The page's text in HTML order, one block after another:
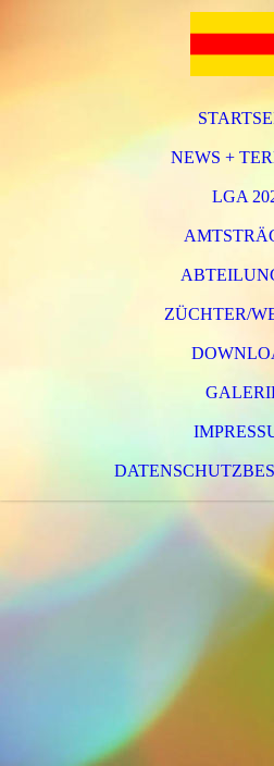
NEWS +
LGA
ZÜCHTER/